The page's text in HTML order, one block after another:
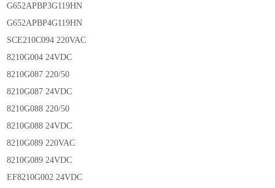
G652APBP3G119HN
G652APBP4G119HN
SCE210C094 220VAC
8210G004 24VDC
8210G087 220/50
8210G087 24VDC
8210G088 220/50
8210G088 24VDC
8210G089 220VAC
8210G089 24VDC
EF8210G002 24VDC